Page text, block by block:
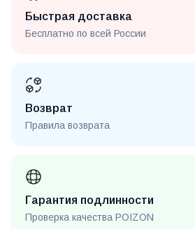
Быстрая доставка
Бесплатно по всей России
Возврат
Правила возврата
Гарантия подлинности
Проверка качества POIZON